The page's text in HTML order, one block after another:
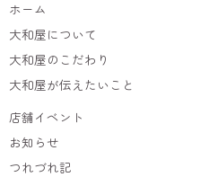
ホーム
大和屋について
大和屋のこだわり
大和屋が伝えたいこと
店舗イベント
お知らせ
つれづれ記